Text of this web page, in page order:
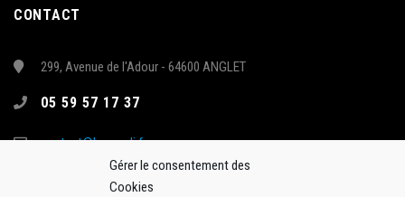
Gérer le consentement des
Cookies
CONTACT
299, Avenue de l'Adour - 64600 ANGLET
05 59 57 17 37
contact@hormadi.fr